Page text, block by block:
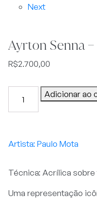
Next
Ayrton Senna
R$2.700,00
Senna
Primeiro
Adicionar ao
Paulo Mota
Técnica: Acrílica sobre
Uma representação